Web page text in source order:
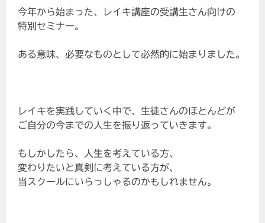
今年から始まった、レイキ講座の受講生さん向けの
特別セミナー。
ある意味、必要なものとして必然的に始まりました。
レイキを実践していく中で、生徒さんのほとんどが
ご自分の今までの人生を振り返っていきます。
もしかしたら、人生を考えている方、
変わりたいと真剣に考えている方が、
当スクールにいらっしゃるのかもしれません。